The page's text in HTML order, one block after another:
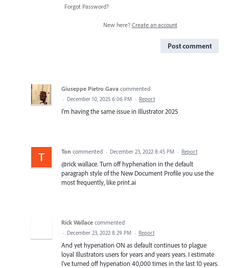
Forgot Password?
New here? Create an account
Post comment
Giuseppe Pietro Gava commented
· December 10, 2025 6:06 PM · Report
I'm having the same issue in Illustrator 2025
Ton commented · December 23, 2022 8:45 PM · Report
@rick wallace. Turn off hyphenation in the default
paragraph style of the New Document Profile you use the
most frequently, like print.ai
Rick Wallace commented
· December 23, 2022 8:29 PM · Report
And yet hypenation ON as default continues to plague
loyal Illustrators users for years and years years. I estimate
I've turned off hypenation 40,000 times in the last 10 years.